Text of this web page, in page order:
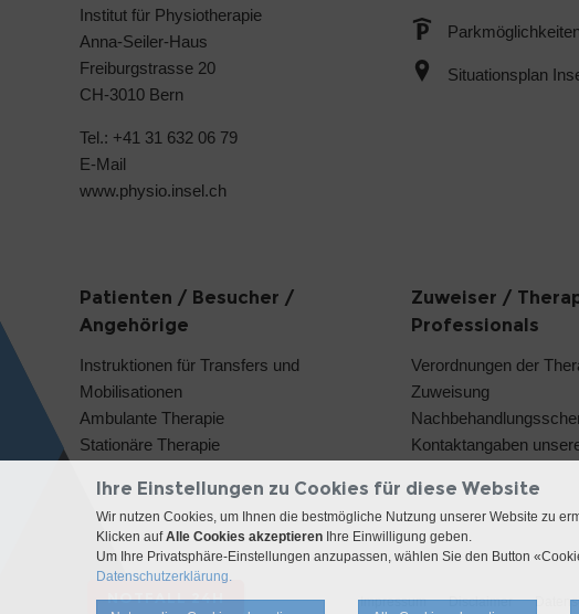
Institut für Physiotherapie
Anna-Seiler-Haus
Freiburgstrasse 20
CH-3010 Bern
Tel.: +41 31 632 06 79
E-Mail
www.physio.insel.ch
Parkmöglichkeiten
Situationsplan
Patienten / Besucher /
Angehörige
Instruktionen für Transfers und
Mobilisationen
Ambulante Therapie
Stationäre Therapie
Zuweiser /
Professionals
Verordnungen der
Zuweisung
Kontaktangaben
NOTFALL 24H Impressum Disclaimer
Ihre Einstellungen zu Cookies für diese Website
Wir nutzen Cookies, um Ihnen die bestmögliche Nutzung unserer Website zu
Klicken aufAlle Cookies akzeptieren Ihre Einwilligung geben.
Um Ihre Privatsphäre-Einstellungen anzupassen, wählen Sie den Button
Datenschutzerklärung.